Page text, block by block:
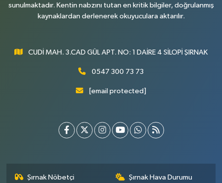
sunulmaktadır. Kentin nabzını tutan en kritik bilgiler, doğrulanmış
kaynaklardan derlenerek okuyuculara aktarılır.
CUDİ MAH. 3.CAD GÜL APT. NO: 1 DAİRE 4 SİLOPİ ŞIRNAK
0547 300 73 73
[email protected]
Şırnak Nöbetçi
Şırnak Hava Durumu